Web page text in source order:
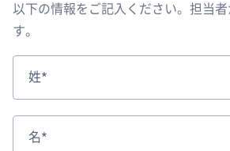
以下の情報をご記入ください。担当
す。
姓*
名*